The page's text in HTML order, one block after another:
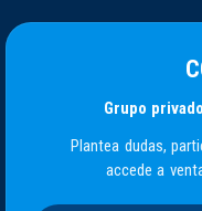
Grupo
Plantea dudas,
accede a